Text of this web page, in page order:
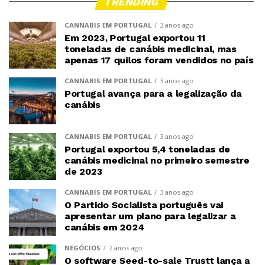
CANNABIS EM PORTUGAL 2 anos ago
Em 2023, Portugal exportou 11
toneladas de canábis medicinal, mas
apenas 17 quilos foram vendidos no país
CANNABIS EM PORTUGAL 3 anos ago
Portugal avança para a legalização da
canábis
CANNABIS EM PORTUGAL 3 anos ago
Portugal exportou 5,4 toneladas de
canábis medicinal no primeiro semestre
de 2023
CANNABIS EM PORTUGAL 3 anos ago
O Partido Socialista português vai
apresentar um plano para legalizar a
canábis em 2024
NEGÓCIOS 2 anos ago
O software Seed-to-sale Trustt lança a